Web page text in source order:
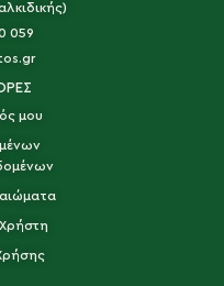
059
μου